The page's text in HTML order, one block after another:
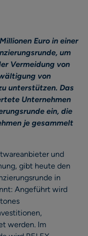
Euro in einer
um
Vermeidung von
von
unterstützen. Das
Unternehmen
ein, die
je gesammelt
und
gibt heute den
in
Angeführt wird
werden. Im